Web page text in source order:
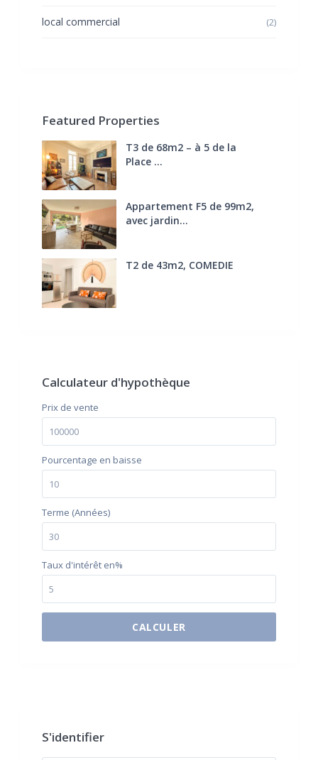
local commercial (2)
Featured Properties
T3 de 68m2 – à 5 de la
Place ...
Appartement F5 de 99m2,
avec jardin...
T2 de 43m2, COMEDIE
Calculateur d'hypothèque
Prix ​​de vente
Pourcentage en baisse
Terme (Années)
Taux d'intérêt en%
CALCULER
$500 / month
S'identifier